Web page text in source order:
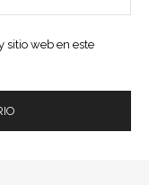
sitio web en este